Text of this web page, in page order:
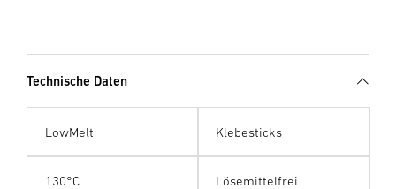
Technische Daten
LowMelt Klebesticks
130°C Lösemittelfrei